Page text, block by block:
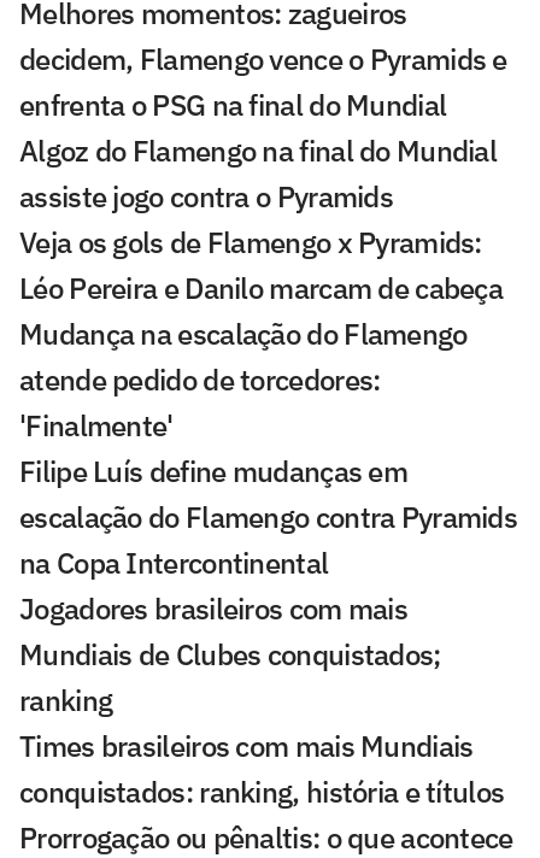
Melhores momentos: zagueiros
decidem, Flamengo vence o Pyramids e
enfrenta o PSG na final do Mundial
Algoz do Flamengo na final do Mundial
assiste jogo contra o Pyramids
Veja os gols de Flamengo x Pyramids:
Léo Pereira e Danilo marcam de cabeça
Mudança na escalação do Flamengo
atende pedido de torcedores:
'Finalmente'
Filipe Luís define mudanças em
escalação do Flamengo contra Pyramids
na Copa Intercontinental
Jogadores brasileiros com mais
Mundiais de Clubes conquistados;
ranking
Times brasileiros com mais Mundiais
conquistados: ranking, história e títulos
Prorrogação ou pênaltis: o que acontece